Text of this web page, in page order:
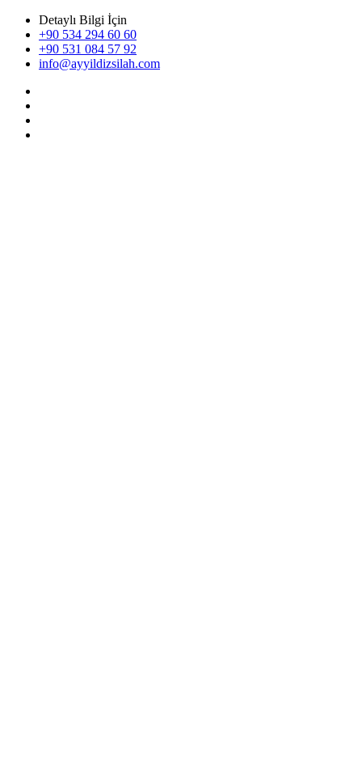
Detaylı Bilgi İçin
+90 534 294 60 60
+90 531 084 57 92
info@ayyildizsilah.com